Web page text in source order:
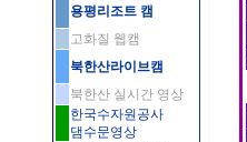
용평리조트 캠
고화질 웹캠
북한산라이브캠
북한산 실시간 영상
한국수자원공사
댐수문영상